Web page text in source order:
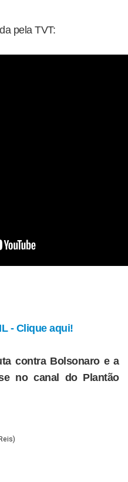
pela TVT:
- Clique aqui!
contra Bolsonaro e a
no canal do Plantão